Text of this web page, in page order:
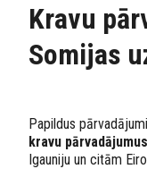
Kravu
Somijas
Papildus
kravu
Igauniju un citām